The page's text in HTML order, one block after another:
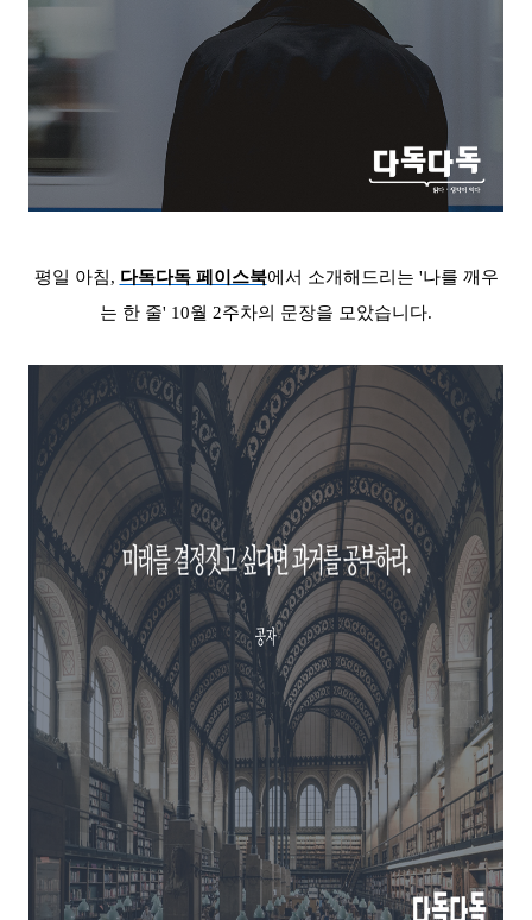
평일 아침, 다독다독 페이스북에서 소개해드리는 '나를 깨우
는 한 줄' 10월 2주차의 문장을 모았습니다.